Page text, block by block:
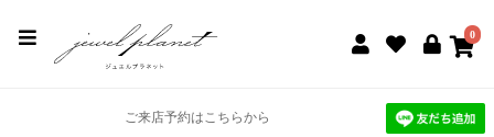
0
ご来店予約はこちらから